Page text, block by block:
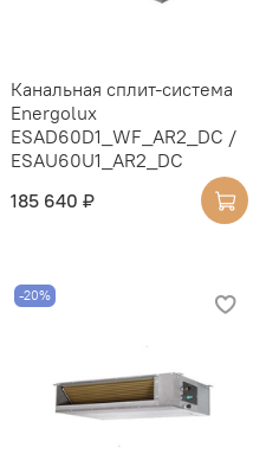
Канальная сплит-система
Energolux
ESAD60D1_WF_AR2_DC /
ESAU60U1_AR2_DC
185 640 ₽
-20%